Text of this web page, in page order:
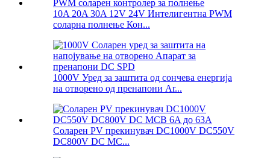
10A 20A 30A 12V 24V Интелигентна PWM
соларна полнење Кон...
1000V Уред за заштита од сончева енергија
на отворено од пренапони Ar...
Соларен PV прекинувач DC1000V DC550V
DC800V DC MC...